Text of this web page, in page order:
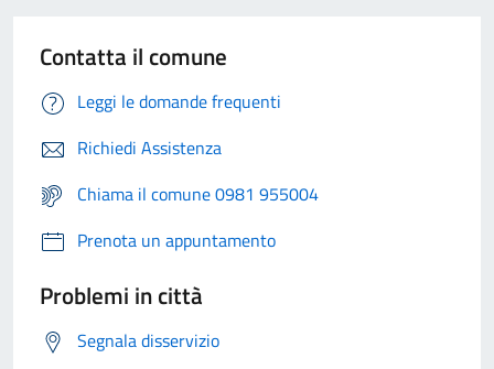
Contatta il comune
Leggi le domande frequenti
Richiedi Assistenza
Chiama il comune 0981 955004
Prenota un appuntamento
Problemi in città
Segnala disservizio